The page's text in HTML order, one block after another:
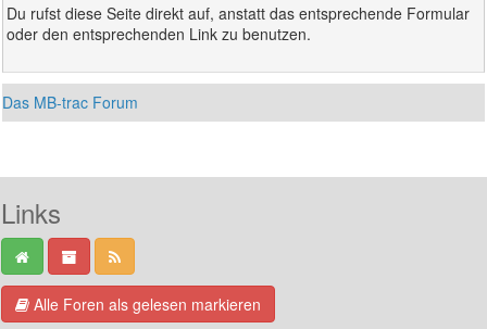
Du rufst diese Seite direkt auf, anstatt das entsprechende Formular
oder den entsprechenden Link zu benutzen.
Das MB-trac Forum
Links
Alle Foren als gelesen markieren